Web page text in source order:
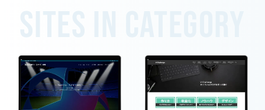
Sites in category